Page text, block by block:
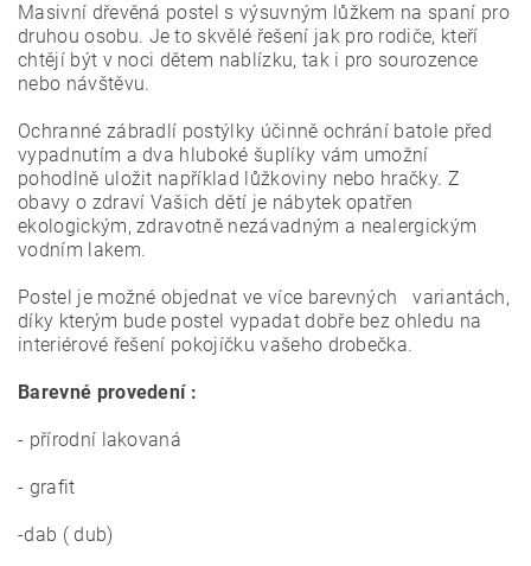
Masivní dřevěná postel s výsuvným lůžkem na spaní pro
druhou osobu. Je to skvělé řešení jak pro rodiče, kteří
chtějí být v noci dětem nablízku, tak i pro sourozence
nebo návštěvu.
Ochranné zábradlí postýlky účinně ochrání batole před
vypadnutím a dva hluboké šuplíky vám umožní
pohodlně uložit například lůžkoviny nebo hračky. Z
obavy o zdraví Vašich dětí je nábytek opatřen
ekologickým, zdravotně nezávadným a nealergickým
vodním lakem.
Postel je možné objednat ve více barevných variantách,
díky kterým bude postel vypadat dobře bez ohledu na
interiérové ​​řešení pokojíčku vašeho drobečka.
Barevné provedení :
- přírodní lakovaná
- grafit
-dab ( dub)